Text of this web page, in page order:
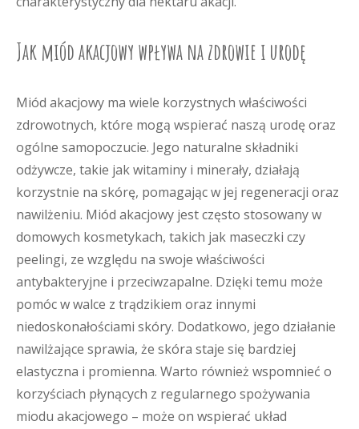
Jak miód akacjowy wpływa na zdrowie i urodę
Miód akacjowy ma wiele korzystnych właściwości
zdrowotnych, które mogą wspierać naszą urodę oraz
ogólne samopoczucie. Jego naturalne składniki
odżywcze, takie jak witaminy i minerały, działają
korzystnie na skórę, pomagając w jej regeneracji oraz
nawilżeniu. Miód akacjowy jest często stosowany w
domowych kosmetykach, takich jak maseczki czy
peelingi, ze względu na swoje właściwości
antybakteryjne i przeciwzapalne. Dzięki temu może
pomóc w walce z trądzikiem oraz innymi
niedoskonałościami skóry. Dodatkowo, jego działanie
nawilżające sprawia, że skóra staje się bardziej
elastyczna i promienna. Warto również wspomnieć o
korzyściach płynących z regularnego spożywania
miodu akacjowego – może on wspierać układ